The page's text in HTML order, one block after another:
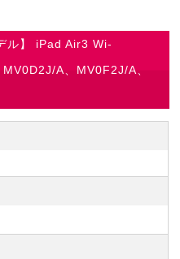
ル】 iPad Air3 Wi-
A、MV0F2J/A、